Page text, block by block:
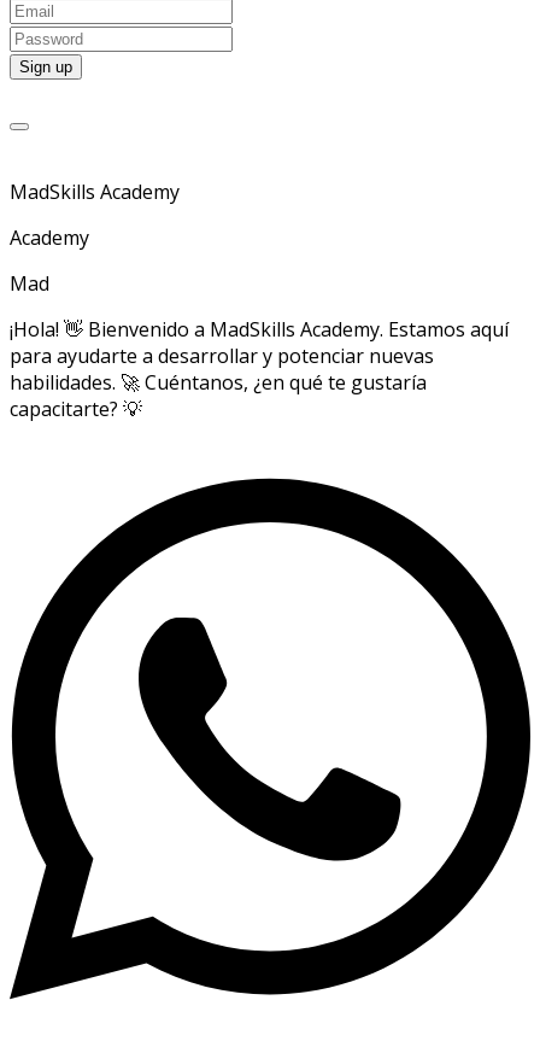
MadSkills Academy
Academy
Mad
¡Hola! 👋 Bienvenido a MadSkills Academy. Estamos aquí
para ayudarte a desarrollar y potenciar nuevas
habilidades. 🚀 Cuéntanos, ¿en qué te gustaría
capacitarte? 💡